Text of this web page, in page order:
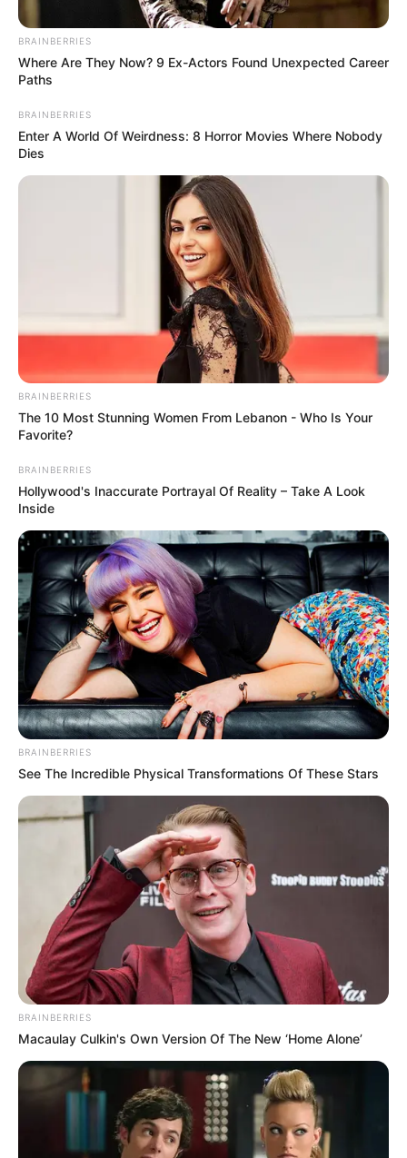
BRAINBERRIES
Where Are They Now? 9 Ex-Actors Found Unexpected Career
Paths
BRAINBERRIES
Enter A World Of Weirdness: 8 Horror Movies Where Nobody
Dies
BRAINBERRIES
The 10 Most Stunning Women From Lebanon - Who Is Your
Favorite?
BRAINBERRIES
Hollywood's Inaccurate Portrayal Of Reality – Take A Look
Inside
BRAINBERRIES
See The Incredible Physical Transformations Of These Stars
BRAINBERRIES
Macaulay Culkin's Own Version Of The New ‘Home Alone’